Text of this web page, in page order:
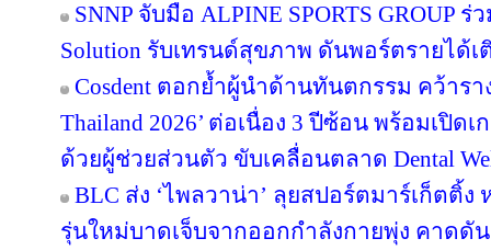
SNNP จับมือ ALPINE SPORTS GROUP
Solution รับเทรนด์สุขภาพ ดันพอร์ตรายได้เ
Cosdent ตอกย้ำผู้นำด้านทันตกรรม คว้าราง
Thailand 2026’ ต่อเนื่อง 3 ปีซ้อน พร้อมเปิด
ด้วยผู้ช่วยส่วนตัว ขับเคลื่อนตลาด Dental
BLC ส่ง ‘ไพลวาน่า’ ลุยสปอร์ตมาร์เก็ตติ้ง
รุ่นใหม่บาดเจ็บจากออกกำลังกายพุ่ง คาด